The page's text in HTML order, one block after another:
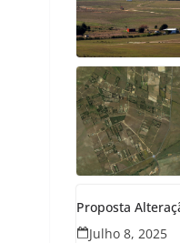
Proposta
Julho 8, 2025